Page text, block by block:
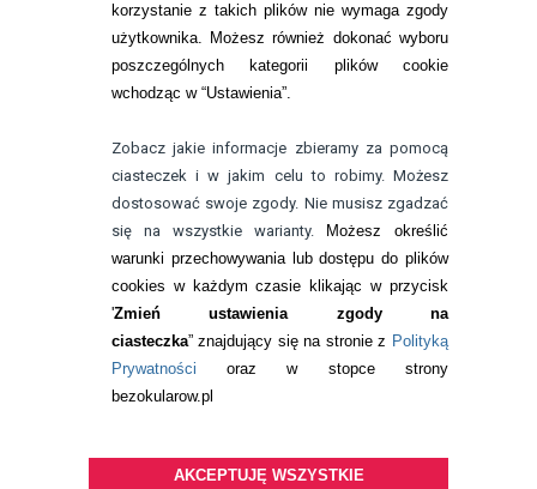
korzystanie z takich plików nie wymaga zgody
użytkownika. Możesz również dokonać wyboru
poszczególnych kategorii plików cookie
wchodząc w “Ustawienia”.
Zobacz jakie informacje zbieramy za pomocą
ciasteczek i w jakim celu to robimy. Możesz
dostosować swoje zgody. Nie musisz zgadzać
się na wszystkie warianty.
Możesz określić
warunki przechowywania lub dostępu do plików
cookies w każdym czasie klikając w przycisk
'Zmień ustawienia zgody na
ciasteczka” znajdujący się na stronie z Polityką
Prywatności oraz w stopce strony
bezokularow.pl
AKCEPTUJĘ WSZYSTKIE
telefon:
22 113 44 42
telefon:
732 08 08 72
kontakt@bezokularow.pl
BEZOKULARÓW.PL | soczewki kontaktowe i płyny